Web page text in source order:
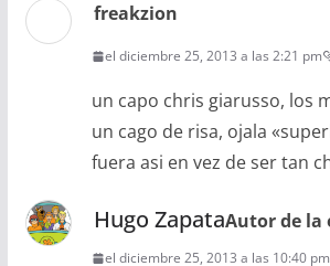
freakzion
el diciembre 25, 2013 a las 2:21 pm
un capo chris giarusso, los
un cago de risa, ojala
fuera asi en vez de ser tan
Hugo ZapataAutor de la
el diciembre 25, 2013 a las 10:40 pm